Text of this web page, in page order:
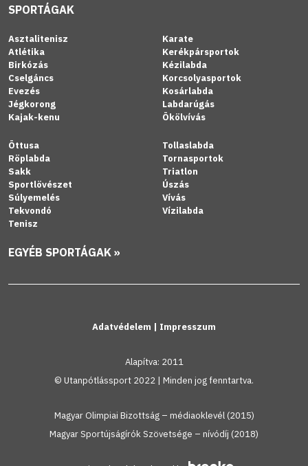
SPORTÁGAK
Asztalitenisz
Atlétika
Birkózás
Cselgáncs
Evezés
Jégkorong
Kajak-kenu
Karate
Kerékpársportok
Kézilabda
Korcsolyasportok
Kosárlabda
Labdarúgás
Ökölvívás
Öttusa
Röplabda
Sakk
Sportlövészet
Súlyemelés
Tekvondó
Tenisz
Tollaslabda
Tornasportok
Triatlon
Úszás
Vívás
Vízilabda
EGYÉB SPORTÁGAK »
Adatvédelem | Impresszum
Alapítva: 2011
© Utanpótlássport 2022 | Minden jog fenntartva.
Magyar Olimpiai Bizottság – médiaoklevél (2015)
Magyar Sportújságírók Szövetsége – nívódíj (2018)